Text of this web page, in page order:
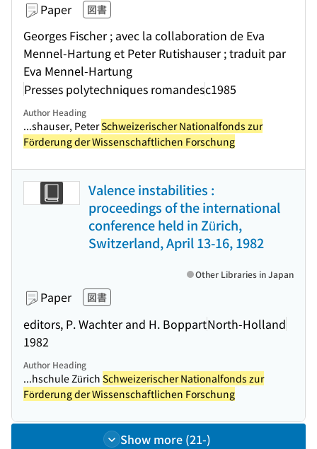
Paper 図書
Georges Fischer ; avec la collaboration de Eva
Mennel-Hartung et Peter Rutishauser ; traduit par
Eva Mennel-Hartung
Presses polytechniques romandesc1985
Author Heading
...shauser, PeterSchweizerischer Nationalfonds zur
Förderung der Wissenschaftlichen Forschung
Valence instabilities :
proceedings of the international
conference held in Zürich,
Switzerland, April 13-16, 1982
Paper 図書
editors, P. Wachter and H. BoppartNorth-Holland
1982
Other Libraries in Japan
Author Heading
...hschule Zürich Schweizerischer Nationalfonds zur
Förderung der Wissenschaftlichen Forschung
Show more (21-)